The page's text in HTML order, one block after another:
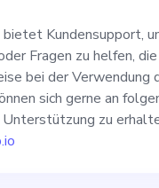
bietet Kundensupport,
Fragen zu helfen,
bei der Verwendung
sich gerne an
Unterstützung zu